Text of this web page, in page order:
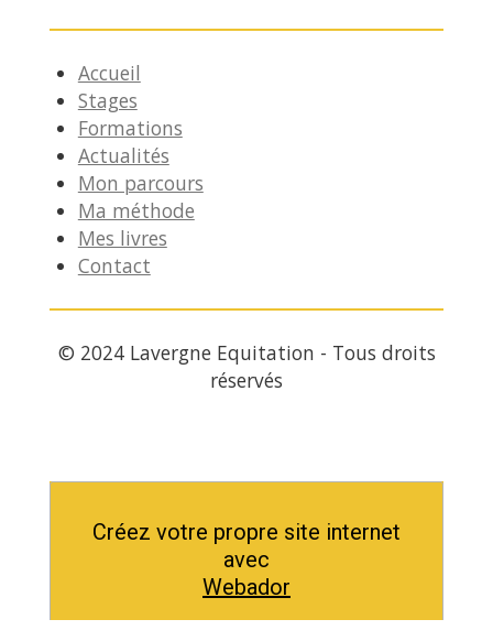
Accueil
Stages
Formations
Actualités
Mon parcours
Ma méthode
Mes livres
Contact
© 2024 Lavergne Equitation - Tous droits
réservés
Créez votre propre site internet
avec
Webador